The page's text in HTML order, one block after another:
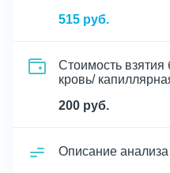
515 руб.
Стоимость
кровь/
200 руб.
Описание анализа